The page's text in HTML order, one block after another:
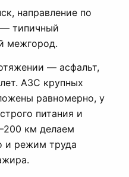
направление по
типичный
межгород.
— асфальт,
АЗС крупных
равномерно, у
питания и
км делаем
и режим труда